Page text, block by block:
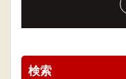
検索